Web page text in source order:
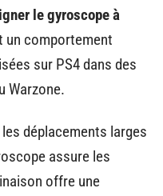
le gyroscope à
un comportement
sur PS4 dans des
Warzone.
déplacements larges
assure les
offre une